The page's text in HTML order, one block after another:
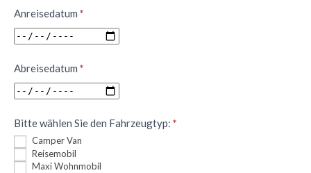
Rezervace
-
Anreisedatum *
Abreisedatum *
Bitte wählen Sie den Fahrzeugtyp: *
Camper Van
Reisemobil
Maxi Wohnmobil